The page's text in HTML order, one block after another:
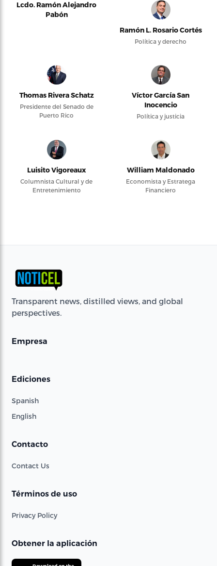
Lcdo. Ramón Alejandro
Pabón
Ramón L. Rosario Cortés
Política y derecho
Thomas Rivera Schatz
Presidente del Senado de
Puerto Rico
Víctor García San
Inocencio
Política y justicia
Luisito Vigoreaux
Columnista Cultural y de
Entretenimiento
William Maldonado
Economista y Estratega
Financiero
Transparent news, distilled views, and global
perspectives.
Empresa
Ediciones
Spanish
English
Contacto
Contact Us
Términos de uso
Privacy Policy
Obtener la aplicación